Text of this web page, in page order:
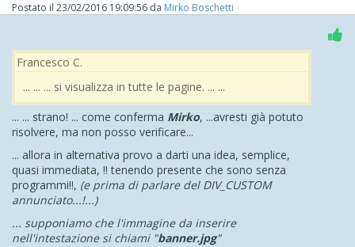
Postato il 23/02/2016 19:09:56 da Mirko Boschetti
Francesco C.
... ... ... si visualizza in tutte le pagine. ... ...
... ... strano! ... come conferma Mirko, ...avresti già potuto
risolvere, ma non posso verificare...
... allora in alternativa provo a darti una idea, semplice,
quasi immediata, !! tenendo presente che sono senza
programmi!!, (e prima di parlare del DIV_CUSTOM
annunciato...!...)
... supponiamo che l'immagine da inserire
nell'intestazione si chiami "banner.jpg"